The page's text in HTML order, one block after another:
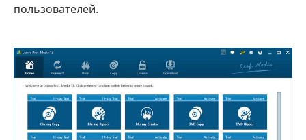
на
Часть
4.
Бесплатная
ли
копия
пользователей.